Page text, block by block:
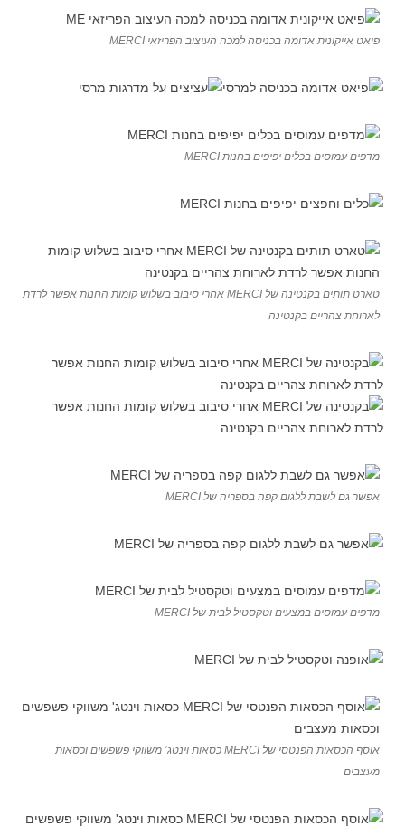
פיאט אייקונית אדומה בכניסה למכה העיצוב הפריזאי MERCI
מדפים עמוסים בכלים יפיפים בחנות MERCI
טארט תותים בקנטינה של MERCI אחרי סיבוב בשלוש קומות החנות אפשר לרדת
לארוחת צהריים בקנטינה
אפשר גם לשבת ללגום קפה בספריה של MERCI
מדפים עמוסים במצעים וטקסטיל לבית של MERCI
אוסף הכסאות הפנטסי של MERCI כסאות וינטג’ משווקי פשפשים וכסאות
מעצבים